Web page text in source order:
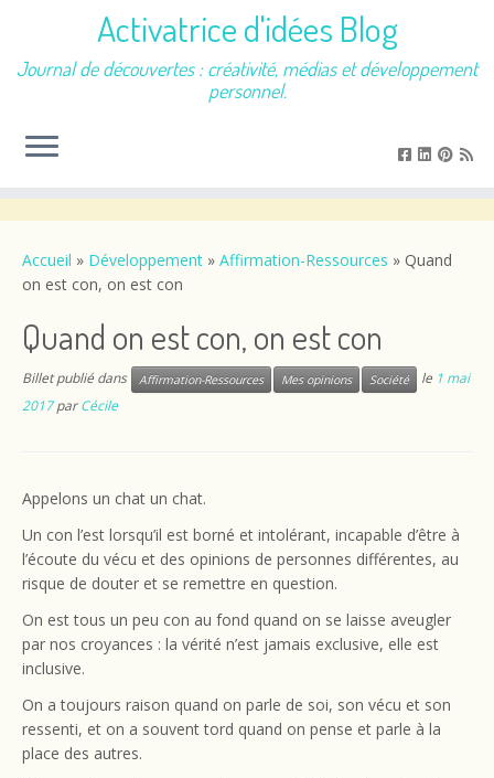
contenu
Activatrice d'idées Blog
Journal de découvertes : créativité, médias et développement
personnel.
Accueil » Développement » Affirmation-Ressources » Quand
on est con, on est con
Quand on est con, on est con
Billet publié dans Affirmation-Ressources Mes opinions Société le 1 mai
2017 parCécile
Appelons un chat un chat.
Un con l’est lorsqu’il est borné et intolérant, incapable d’être à
l’écoute du vécu et des opinions de personnes différentes, au
risque de douter et se remettre en question.
On est tous un peu con au fond quand on se laisse aveugler
par nos croyances : la vérité n’est jamais exclusive, elle est
inclusive.
On a toujours raison quand on parle de soi, son vécu et son
ressenti, et on a souvent tord quand on pense et parle à la
place des autres.